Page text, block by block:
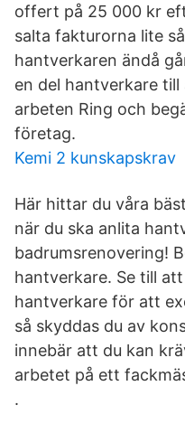
offert på 25 000 kr
salta fakturorna lite
hantverkaren ändå
en del hantverkare
arbeten Ring och
företag.
Kemi 2 kunskapskrav
Här hittar du våra
när du ska anlita
badrumsrenovering!
hantverkare. Se till
hantverkare för att
så skyddas du av
innebär att du kan
arbetet på ett
.